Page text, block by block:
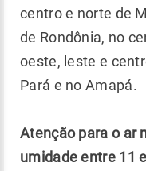
centro e norte de
de Rondônia, no
oeste, leste e
Pará e no Amapá.
Atenção para o ar
umidade entre 11